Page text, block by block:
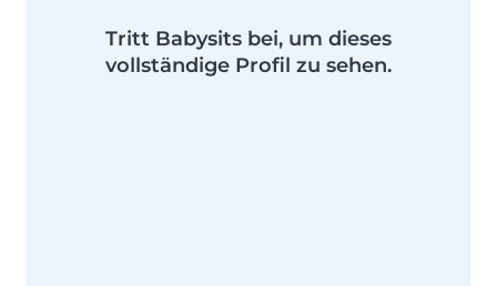
Tritt Babysits bei, um dieses
vollständige Profil zu sehen.